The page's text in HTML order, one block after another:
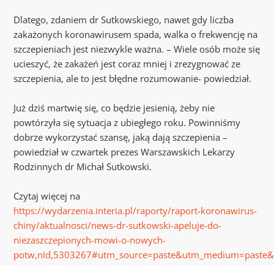
Dlatego, zdaniem dr Sutkowskiego, nawet gdy liczba
zakażonych koronawirusem spada, walka o frekwencję na
szczepieniach jest niezwykle ważna. – Wiele osób może się
ucieszyć, że zakażeń jest coraz mniej i zrezygnować ze
szczepienia, ale to jest błędne rozumowanie- powiedział.
Już dziś martwię się, co będzie jesienią, żeby nie
powtórzyła się sytuacja z ubiegłego roku. Powinniśmy
dobrze wykorzystać szansę, jaką dają szczepienia –
powiedział w czwartek prezes Warszawskich Lekarzy
Rodzinnych dr Michał Sutkowski.
Czytaj więcej na
https://wydarzenia.interia.pl/raporty/raport-koronawirus-
chiny/aktualnosci/news-dr-sutkowski-apeluje-do-
niezaszczepionych-mowi-o-nowych-